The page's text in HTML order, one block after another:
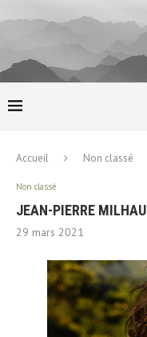
Accueil Non classé
Non classé
JEAN-PIERRE MILHAU
29 mars 2021